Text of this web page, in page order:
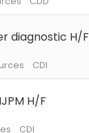
Ressources
diagnostic H/F
H/F